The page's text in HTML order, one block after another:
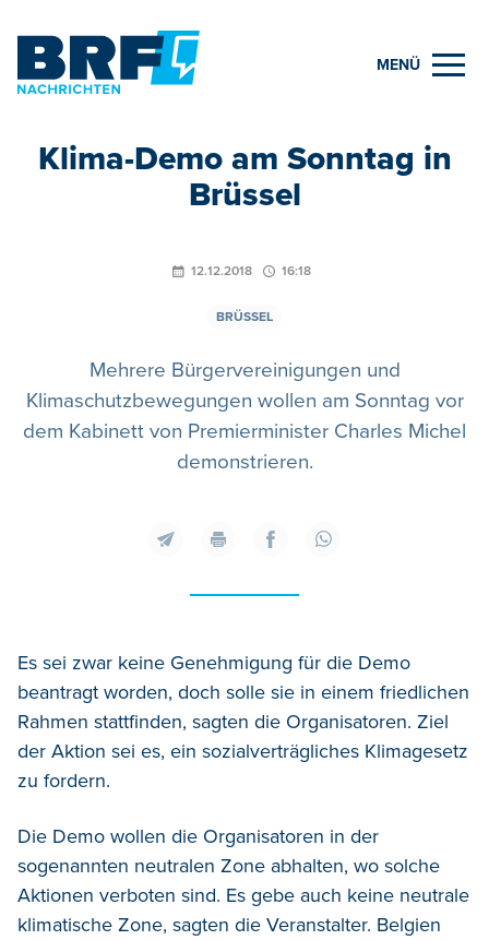
MENÜ
Klima-Demo am Sonntag in
Brüssel
12.12.2018 16:18
BRÜSSEL
Mehrere Bürgervereinigungen und
Klimaschutzbewegungen wollen am Sonntag vor
dem Kabinett von Premierminister Charles Michel
demonstrieren.
Es sei zwar keine Genehmigung für die Demo
beantragt worden, doch solle sie in einem friedlichen
Rahmen stattfinden, sagten die Organisatoren. Ziel
der Aktion sei es, ein sozialverträgliches Klimagesetz
zu fordern.
Die Demo wollen die Organisatoren in der
sogenannten neutralen Zone abhalten, wo solche
Aktionen verboten sind. Es gebe auch keine neutrale
klimatische Zone, sagten die Veranstalter. Belgien